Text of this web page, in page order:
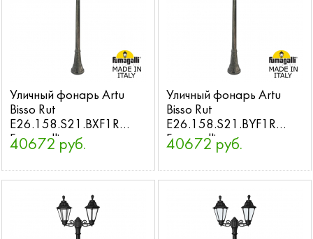
Уличный фонарь Artu
Bisso Rut
E26.158.S21.BXF1R
Fumagalli
40672 руб.
Уличный фонарь Artu
Bisso Rut
E26.158.S21.BYF1R
Fumagalli
40672 руб.